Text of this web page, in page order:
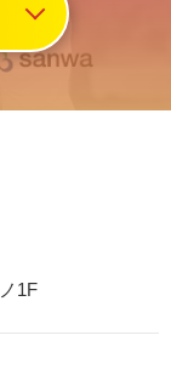
1F